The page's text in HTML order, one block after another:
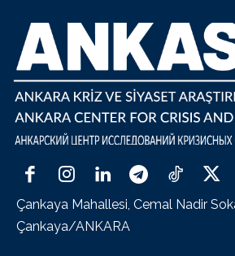
Çankaya Mahallesi, Cemal Nadir
Çankaya/ANKARA